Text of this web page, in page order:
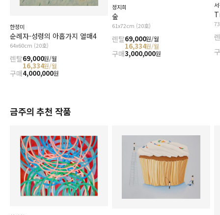
한정미
순례자-성령의 아홉가지 열매4
64x60cm (20호)
렌탈69,000원/월
16,334원/월
구매4,000,000원
정지희
숲
61x72cm (20호)
렌탈69,000원/월
16,334원/월
구매3,000,000원
금주의 추천 작품